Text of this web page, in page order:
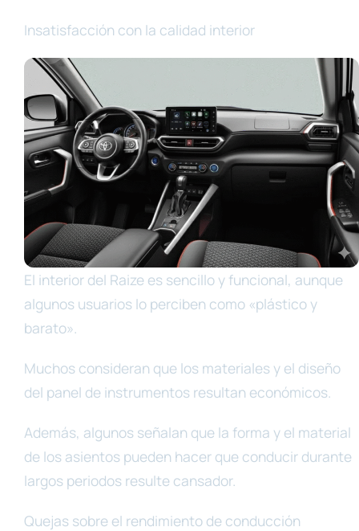
Insatisfacción con la calidad interior
El interior del Raize es sencillo y funcional, aunque
algunos usuarios lo perciben como «plástico y
barato».
Muchos consideran que los materiales y el diseño
del panel de instrumentos resultan económicos.
Además, algunos señalan que la forma y el material
de los asientos pueden hacer que conducir durante
largos periodos resulte cansador.
Quejas sobre el rendimiento de conducción